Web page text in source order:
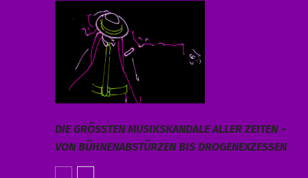
DIE GRÖSSTEN MUSIKSKANDALE ALLER ZEITEN – V
ON BÜHNENABSTÜRZEN BIS DROGENEXZESSEN